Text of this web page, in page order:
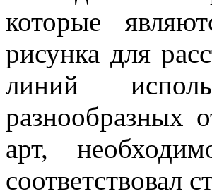
которые
рисунка для
линий
разнообразных
арт,
соответствовал